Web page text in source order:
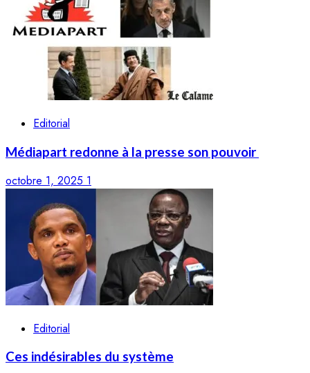
Editorial
Médiapart redonne à la presse son pouvoir
octobre 1, 2025 1
Editorial
Ces indésirables du système